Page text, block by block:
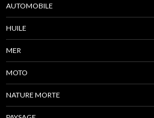
AUTOMOBILE
HUILE
MER
MOTO
NATURE MORTE